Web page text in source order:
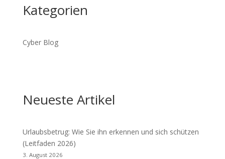
Kategorien
Cyber Blog
Neueste Artikel
Urlaubsbetrug: Wie Sie ihn erkennen und sich schützen
(Leitfaden 2026)
3. August 2026